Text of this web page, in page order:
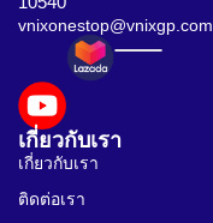
vnixonestop@vnixgp.com
เกี่ยวกับเรา
เกี่ยวกับเรา
ติดต่อเรา